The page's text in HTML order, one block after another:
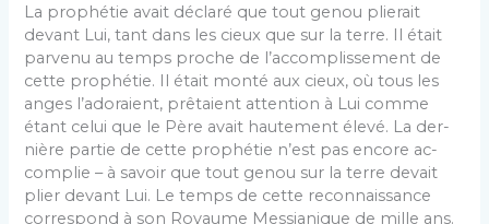
La prophétie avait déclaré que tout genou plierait
devant Lui, tant dans les cieux que sur la terre. Il était
parvenu au temps proche de l’accomplissement de
cette prophétie. Il était monté aux cieux, où tous les
anges l’adoraient, prêtaient attention à Lui comme
étant celui que le Père avait hautement élevé. La der­
nière partie de cette prophétie n’est pas encore ac­
complie – à savoir que tout genou sur la terre devait
plier devant Lui. Le temps de cette reconnaissance
correspond à son Royaume Messianique de mille ans.